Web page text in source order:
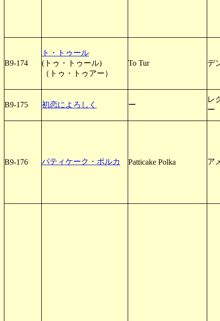
B9-174
ト・トゥール
(トゥ・トゥール)
（トゥ・トゥアー）
To Tur デ
B9-175 初恋によろしく ー
レ
ー
B9-176 パティケーク・ポルカ Patticake Polka ア